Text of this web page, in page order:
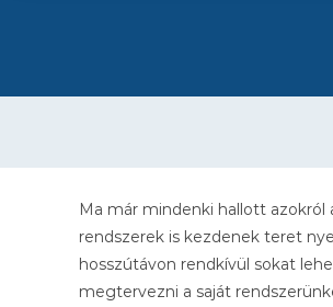
Ma már mindenki hallott azokról
rendszerek is kezdenek teret
hosszútávon rendkívül sokat
megtervezni a saját